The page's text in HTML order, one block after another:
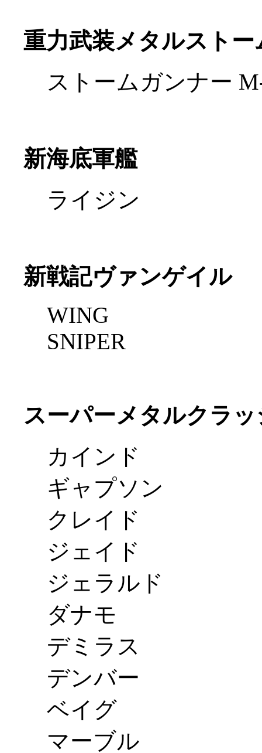
重力武装メタルストー
ストームガンナー
新海底軍艦
ライジン
新戦記ヴァンゲイル
WING
SNIPER
スーパーメタルクラ
カインド
ギャプソン
クレイド
ジェイド
ジェラルド
ダナモ
デミラス
デンバー
ベイグ
マーブル